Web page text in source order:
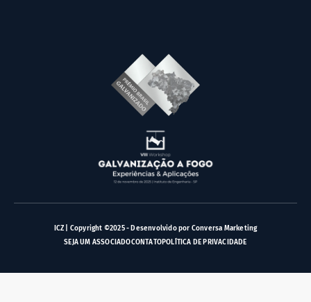
ICZ | Copyright ©2025 - Desenvolvido por Conversa Marketing
SEJA UM ASSOCIADOCONTATOPOLÍTICA DE PRIVACIDADE